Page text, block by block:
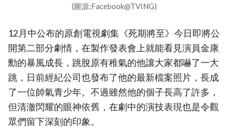
(圖源:Facebook@TVING)
12月中公布的原創電視劇集《死期將至》今日即將公
開第二部分劇情，在製作發表會上就能看見演員金康
勳的暴風成長，跳脫原有稚氣的他讓大家都嚇了一大
跳，日前經紀公司也發布了他的最新檔案照片，長成
了一位帥氣青少年。不過雖然他的個子長高了許多，
但清澈閃耀的眼神依舊，在劇中的演技表現也是令觀
眾們留下深刻的印象。